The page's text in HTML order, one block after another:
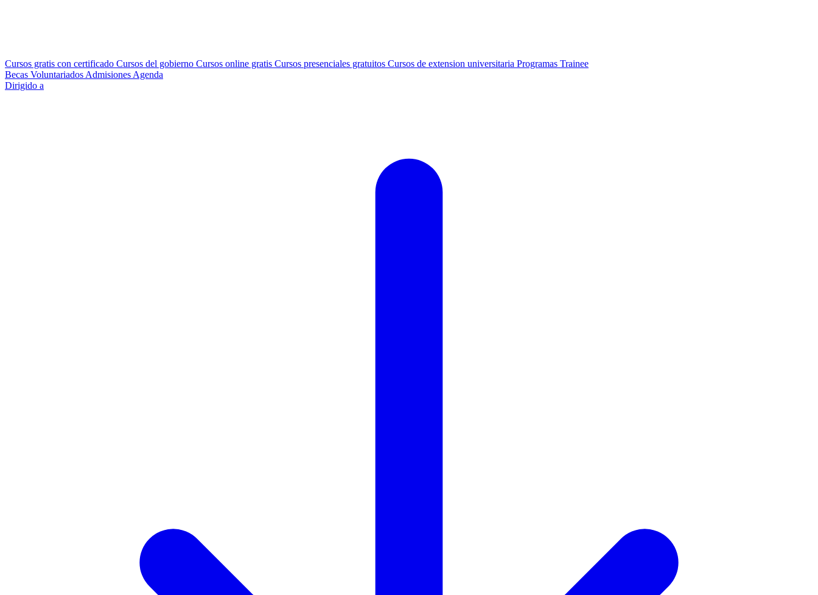
Cursos gratis con certificado Cursos del gobierno Cursos online gratis Cursos presenciales gratuitos Cursos de extension universitaria Programas Trainee
Becas Voluntariados Admisiones Agenda
Dirigido a